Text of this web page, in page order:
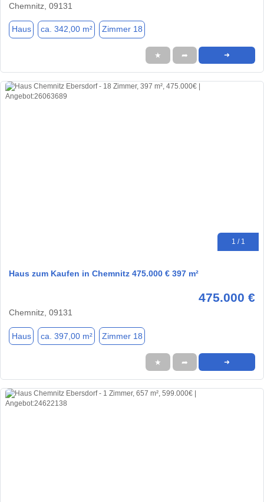
Chemnitz, 09131
Haus ca. 342,00 m² Zimmer 18
★ ➦ ➜
1 / 1
Haus zum Kaufen in Chemnitz 475.000 € 397 m²
475.000 €
Chemnitz, 09131
Haus ca. 397,00 m² Zimmer 18
★ ➦ ➜